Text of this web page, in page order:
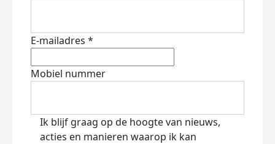
E-mailadres *
Mobiel nummer
Ik blijf graag op de hoogte van nieuws,
acties en manieren waarop ik kan